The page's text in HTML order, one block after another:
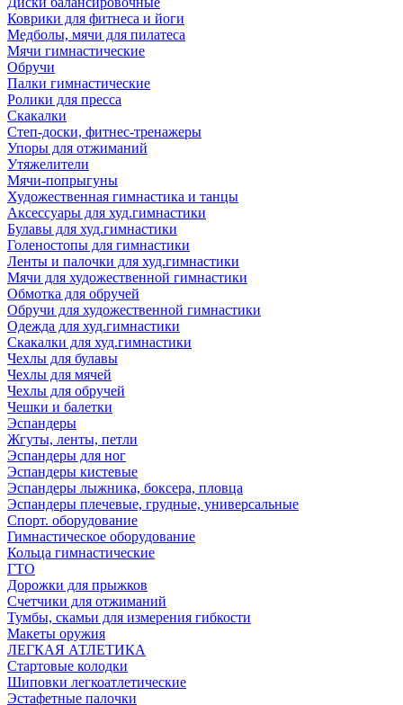
Коврики для фитнеса и йоги
Медболы, мячи для пилатеса
Мячи гимнастические
Обручи
Палки гимнастические
Ролики для пресса
Скакалки
Степ-доски, фитнес-тренажеры
Упоры для отжиманий
Утяжелители
Мячи-попрыгуны
Художественная гимнастика и танцы
Аксессуары для худ.гимнастики
Булавы для худ.гимнастики
Голеностопы для гимнастики
Ленты и палочки для худ.гимнастики
Мячи для художественной гимнастики
Обмотка для обручей
Обручи для художественной гимнастики
Одежда для худ.гимнастики
Скакалки для худ.гимнастики
Чехлы для булавы
Чехлы для мячей
Чехлы для обручей
Чешки и балетки
Эспандеры
Жгуты, ленты, петли
Эспандеры для ног
Эспандеры кистевые
Эспандеры лыжника, боксера, пловца
Эспандеры плечевые, грудные, универсальные
Спорт. оборудование
Гимнастическое оборудование
Кольца гимнастические
ГТО
Дорожки для прыжков
Счетчики для отжиманий
Тумбы, скамьи для измерения гибкости
Макеты оружия
ЛЕГКАЯ АТЛЕТИКА
Стартовые колодки
Шиповки легкоатлетические
Эстафетные палочки